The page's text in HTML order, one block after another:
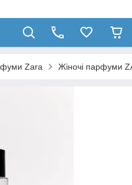
Zara Жіночі парфуми